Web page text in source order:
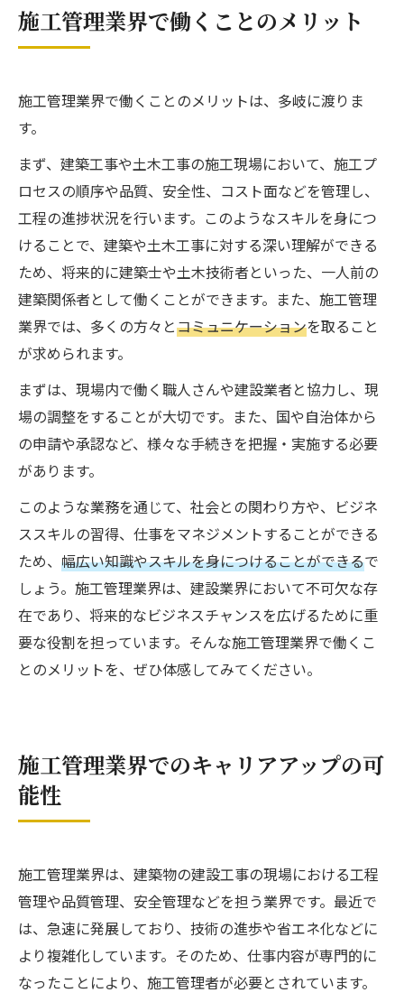
施工管理業界で働くことのメリット
施工管理業界で働くことのメリットは、多岐に渡りま
す。
まず、建築工事や土木工事の施工現場において、施工プ
ロセスの順序や品質、安全性、コスト面などを管理し、
工程の進捗状況を行います。このようなスキルを身につ
けることで、建築や土木工事に対する深い理解ができる
ため、将来的に建築士や土木技術者といった、一人前の
建築関係者として働くことができます。また、施工管理
業界では、多くの方々とコミュニケーションを取ること
が求められます。
まずは、現場内で働く職人さんや建設業者と協力し、現
場の調整をすることが大切です。また、国や自治体から
の申請や承認など、様々な手続きを把握・実施する必要
があります。
このような業務を通じて、社会との関わり方や、ビジネ
ススキルの習得、仕事をマネジメントすることができる
ため、 幅広い知識やスキルを身につけることができるで
しょう。施工管理業界は、建設業界において不可欠な存
在であり、将来的なビジネスチャンスを広げるために重
要な役割を担っています。そんな施工管理業界で働くこ
とのメリットを、ぜひ体感してみてください。
施工管理業界でのキャリアアップの可
能性
施工管理業界は、建築物の建設工事の現場における工程
管理や品質管理、安全管理などを担う業界です。最近で
は、急速に発展しており、技術の進歩や省エネ化などに
より複雑化しています。そのため、仕事内容が専門的に
なったことにより、施工管理者が必要とされています。